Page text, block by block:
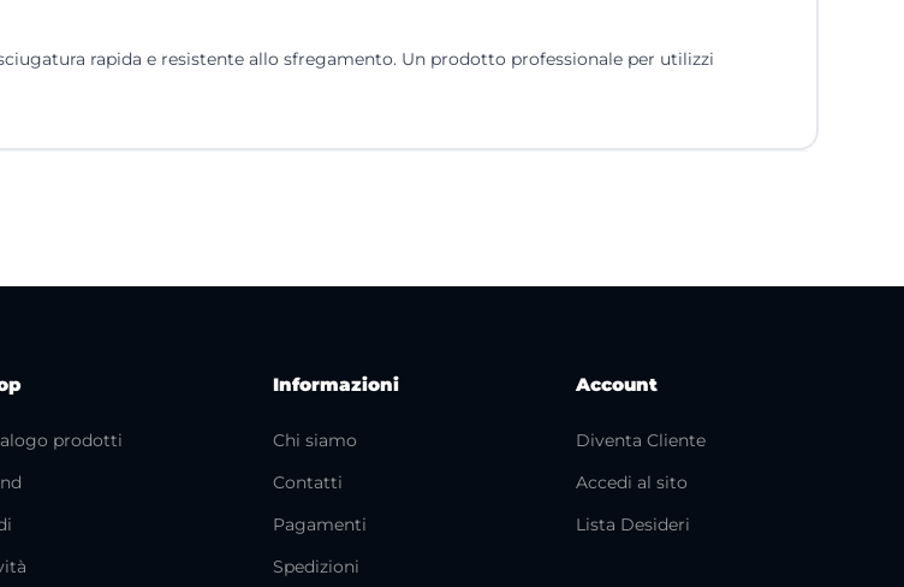
rapida e resistente allo sfregamento. Un prodotto professionale per utilizzi
prodotti
Informazioni
Chi siamo
Contatti
Pagamenti
Spedizioni
Account
Diventa Cliente
Accedi al sito
Lista Desideri